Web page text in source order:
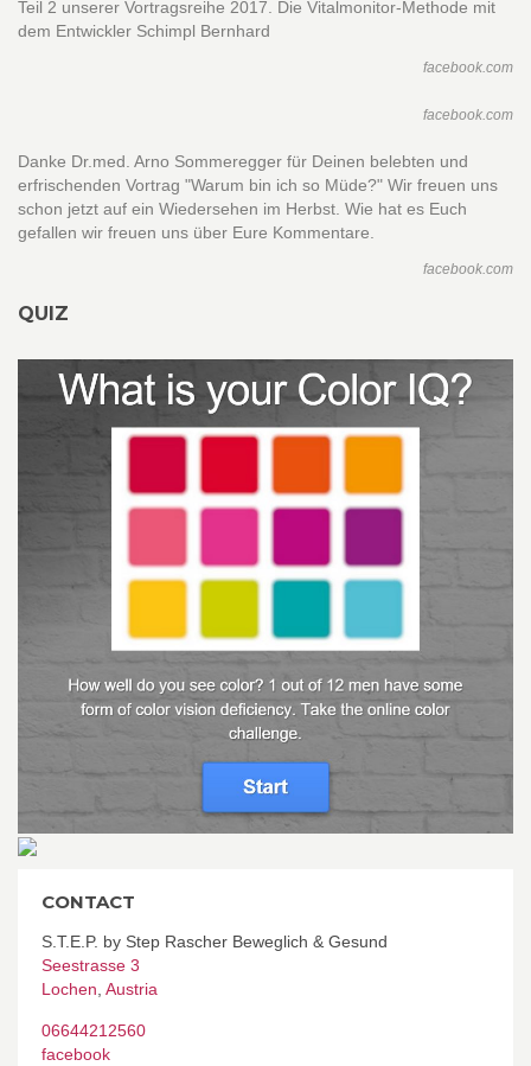
Teil 2 unserer Vortragsreihe 2017. Die Vitalmonitor-Methode mit
dem Entwickler Schimpl Bernhard
facebook.com
facebook.com
Danke Dr.med. Arno Sommeregger für Deinen belebten und
erfrischenden Vortrag "Warum bin ich so Müde?" Wir freuen uns
schon jetzt auf ein Wiedersehen im Herbst. Wie hat es Euch
gefallen wir freuen uns über Eure Kommentare.
facebook.com
QUIZ
CONTACT
S.T.E.P. by Step Rascher Beweglich & Gesund
Seestrasse 3
Lochen Austria
06644212560
facebook